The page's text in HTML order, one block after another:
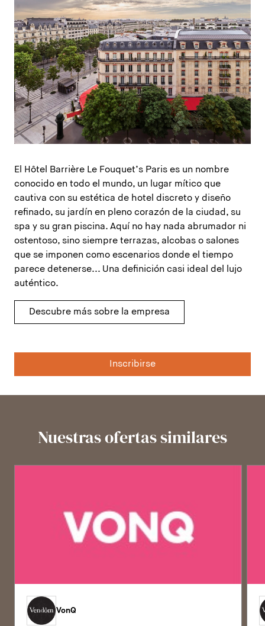
El Hôtel Barrière Le Fouquet’s Paris es un nombre
conocido en todo el mundo, un lugar mítico que
cautiva con su estética de hotel discreto y diseño
refinado, su jardín en pleno corazón de la ciudad, su
spa y su gran piscina. Aquí no hay nada abrumador ni
ostentoso, sino siempre terrazas, alcobas o salones
que se imponen como escenarios donde el tiempo
parece detenerse... Una definición casi ideal del lujo
auténtico.
Descubre más sobre la empresa
Inscribirse
Nuestras ofertas similares
VonQ